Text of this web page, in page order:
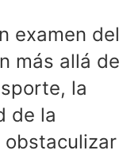
examen del
más allá de
la
de la
obstaculizar